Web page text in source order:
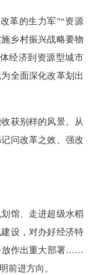
革的生力军”“资源
乡村振兴战略要物
经济到资源型城市
全面深化改革划出
获别样的风景。从
问改革之效、强改
馆、走进超级水稻
设，对办好经济特
放作出重大部署……
前进方向。